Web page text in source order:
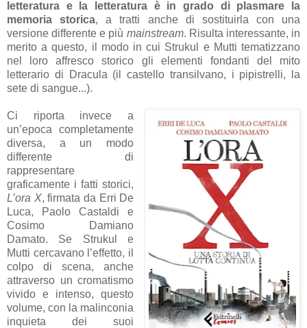
letteratura e la letteratura è in grado di plasmare la
memoria storica, a tratti anche di sostituirla con una
versione differente e più mainstream. Risulta interessante, in
merito a questo, il modo in cui Strukul e Mutti tematizzano
nel loro affresco storico gli elementi fondanti del mito
letterario di Dracula (il castello transilvano, i pipistrelli, la
sete di sangue...).
Ci riporta invece a
un’epoca completamente
diversa, a un modo
differente di
rappresentare
graficamente i fatti storici,
L’ora X, firmata da Erri De
Luca, Paolo Castaldi e
Cosimo Damiano
Damato. Se Strukul e
Mutti cercavano l’effetto, il
colpo di scena, anche
attraverso un cromatismo
vivido e intenso, questo
volume, con la malinconia
inquieta dei suoi